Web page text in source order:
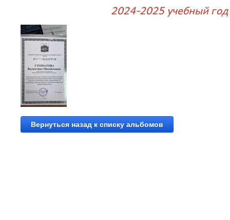
2024-2025 учебный год
Вернуться назад к списку альбомов